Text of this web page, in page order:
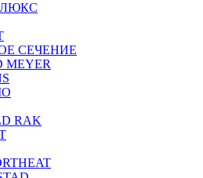
СЕЧЕНИЕ
MEYER
RAK